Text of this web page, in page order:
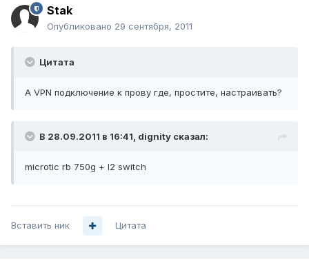
Stak
Опубликовано 29 сентября, 2011
Цитата
А VPN подключение к прову где, простите, настраивать?
В 28.09.2011 в 16:41, dignity сказал:
microtic rb 750g + l2 switch
Вставить ник Цитата